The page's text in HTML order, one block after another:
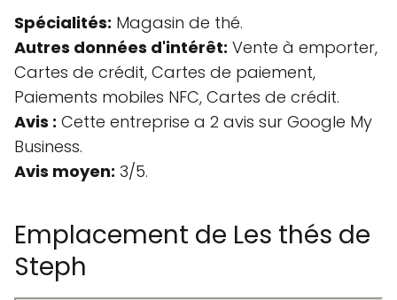
Spécialités: Magasin de thé.
Autres données d'intérêt: Vente à emporter,
Cartes de crédit, Cartes de paiement,
Paiements mobiles NFC, Cartes de crédit.
Avis : Cette entreprise a 2 avis sur Google My
Business.
Avis moyen: 3/5.
Emplacement de Les thés de
Steph